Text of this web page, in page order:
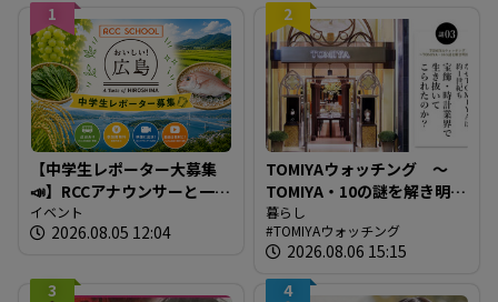
1
【中学生レポーター大募集
📣】RCCアナウンサーと一緒
に「広島の食」の現場を取
材しよう！
イベント
2026.08.05 12:04
2
TOMIYAウォッチング ～
TOMIYA・10の謎を解き明か
す～ 謎03 「なぜTOMIYAは
約1世紀も宝飾・時計業界で
生き抜いてこられたの
か？」
暮らし
TOMIYAウォッチング
2026.08.06 15:15
3
4